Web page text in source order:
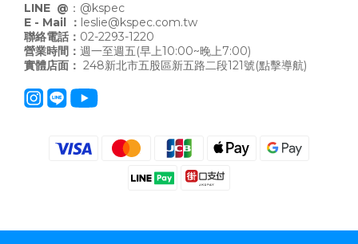
LINE @ ： @kspec
E - Mail ： leslie@kspec.com.tw
聯絡電話： 02-2293-1220
營業時間： 週一至週五(早上10:00~晚上7:00)
實體店面： 248新北市五股區新五路二段121號(點擊導航)